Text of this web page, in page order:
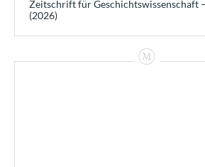
Zeitschrift für Geschichtswissenschaft
(2026)